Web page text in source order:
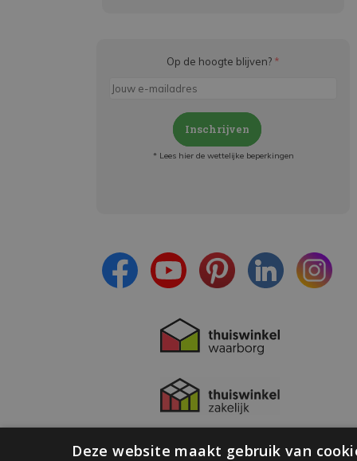
Op de hoogte blijven? *
Inschrijven
* Lees hier de wettelijke beperkingen
Deze website maakt gebruik van